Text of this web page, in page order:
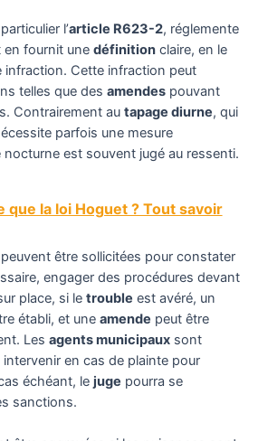
l’article R623-2, réglemente
en fournit une définition claire, en le
infraction. Cette infraction peut
telles que des amendes pouvant
Contrairement au tapage diurne, qui
parfois une mesure
est souvent jugé au ressenti.
que la loi Hoguet ? Tout savoir
peuvent être sollicitées pour constater
engager des procédures devant
place, si le trouble est avéré, un
établi, et une amende peut être
Les agents municipaux sont
en cas de plainte pour
échéant, le juge pourra se
sanctions.